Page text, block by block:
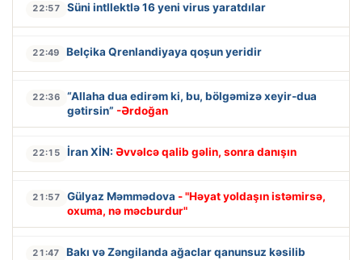
22:57 Süni intllektlə 16 yeni virus yaratdılar
22:49 Belçika Qrenlandiyaya qoşun yeridir
22:36
“Allaha dua edirəm ki, bu, bölgəmizə xeyir-dua
gətirsin” -Ərdoğan
22:15 İran XİN: Əvvəlcə qalib gəlin, sonra danışın
21:57 Gülyaz Məmmədova - "Həyat yoldaşın istəmirsə,
oxuma, nə məcburdur"
21:47 Bakı və Zəngilanda ağaclar qanunsuz kəsilib